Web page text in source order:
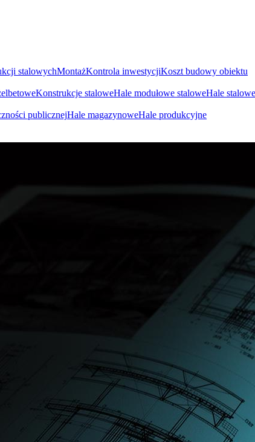
stalowychMontażKontrola inwestycjiKoszt budowy obiektu
Konstrukcje staloweHale modułowe staloweHale stalowe
publicznejHale magazynoweHale produkcyjne